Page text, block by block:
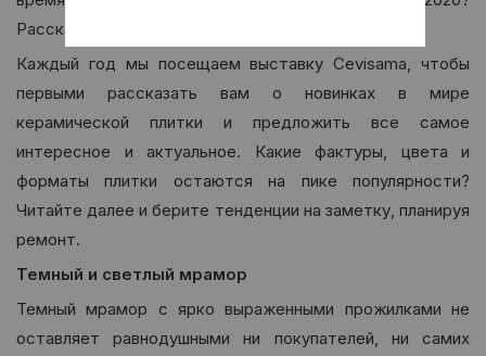
Расскажем в обзоре.
Каждый год мы посещаем выставку Cevisama, чтобы
первыми рассказать вам о новинках в мире
керамической плитки и предложить все самое
интересное и актуальное. Какие фактуры, цвета и
форматы плитки остаются на пике популярности?
Читайте далее и берите тенденции на заметку, планируя
ремонт.
Темный и светлый мрамор
Темный мрамор с ярко выраженными прожилками не
оставляет равнодушными ни покупателей, ни самих